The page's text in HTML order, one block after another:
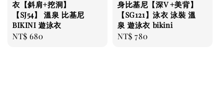
衣【斜肩+挖洞】
【SJ54】 溫泉 比基尼
BIKINI 遊泳衣
Regular
NT$ 680
身比基尼【深V +美背】
【SG121】泳衣 泳裝 溫
泉 遊泳衣 bikini
Regular
NT$ 780